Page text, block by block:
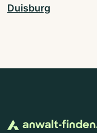
Duisburg